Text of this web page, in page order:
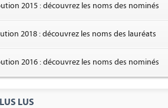
2015 : découvrez les noms des nominés
2018 : découvrez les noms des lauréats
2016 : découvrez les noms des nominés
LUS